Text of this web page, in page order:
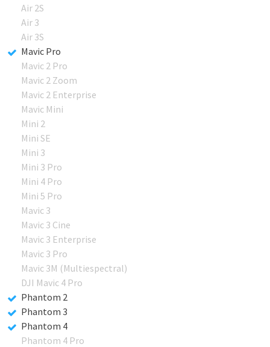
Air 2S
Air 3
Air 3S
Mavic Pro
Mavic 2 Pro
Mavic 2 Zoom
Mavic 2 Enterprise
Mavic Mini
Mini 2
Mini SE
Mini 3
Mini 3 Pro
Mini 4 Pro
Mini 5 Pro
Mavic 3
Mavic 3 Cine
Mavic 3 Enterprise
Mavic 3 Pro
Mavic 3M (Multiespectral)
DJI Mavic 4 Pro
Phantom 2
Phantom 3
Phantom 4
Phantom 4 Pro